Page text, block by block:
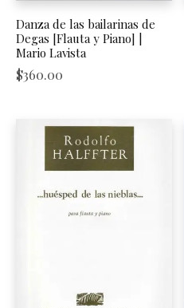
Danza de las bailarinas de
Degas [Flauta y Piano] |
Mario Lavista
$360.00